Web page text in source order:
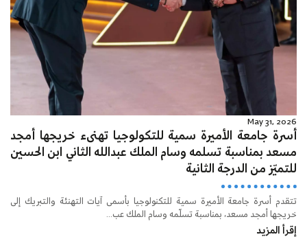
May 31, 2026
أسرة جامعة الأميرة سمية للتكولوجيا تهنىء خريجها أمجد
مسعد بمناسبة تسلمه وسام الملك عبدالله الثاني ابن الحسين
للتميّز من الدرجة الثانية
تتقدم أسرة جامعة الأميرة سمية للتكنولوجيا بأسمى آيات التهنئة والتبريك إلى
خريجها أمجد مسعد، بمناسبة تسلّمه وسام الملك عب...
إقرأ المزيد